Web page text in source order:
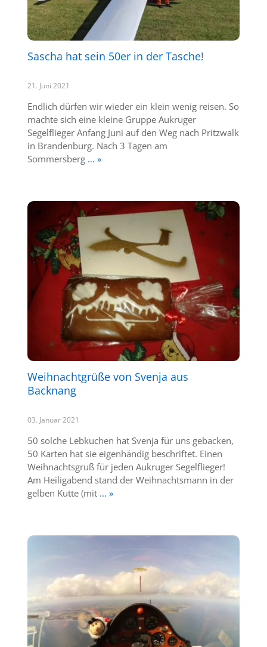
Sascha hat sein 50er in der Tasche!
21. Juni 2021
Endlich dürfen wir wieder ein klein wenig reisen. So
machte sich eine kleine Gruppe Aukruger
Segelflieger Anfang Juni auf den Weg nach Pritzwalk
in Brandenburg. Nach 3 Tagen am
Sommersberg... »
Weihnachtgrüße von Svenja aus
Backnang
03. Januar 2021
50 solche Lebkuchen hat Svenja für uns gebacken,
50 Karten hat sie eigenhändig beschriftet. Einen
Weihnachtsgruß für jeden Aukruger Segelflieger!
Am Heiligabend stand der Weihnachtsmann in der
gelben Kutte (mit... »